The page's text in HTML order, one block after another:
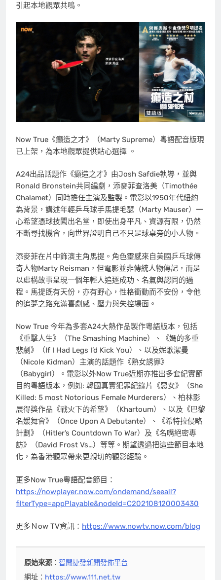
引起本地觀眾共鳴。
Now True《癲造之才》（Marty Supreme）粵語配音版現
已上架，為本地觀眾提供貼心選擇 。
A24出品話題作《癲造之才》由Josh Safdie執導，並與
Ronald Bronstein共同編劇，添麥菲查洛美（Timothée
Chalamet）同時擔任主演及監製。電影以1950年代紐約
為背景，講述年輕乒乓球手馬提毛瑟（Marty Mauser）一
心希望憑球技闖出名堂，即使出身平凡、資源有限，仍然
不斷尋找機會，向世界證明自己不只是球桌旁的小人物。
添麥菲在片中飾演主角馬提。角色靈感來自美國乒乓球傳
奇人物Marty Reisman，但電影並非傳統人物傳記，而是
以虛構故事呈現一個年輕人追逐成功、名氣與認同的過
程。馬提既有天份，亦有野心，性格衝動而不安份，令他
的追夢之路充滿喜劇感、壓力與失控場面。
Now True 今年為多套A24大熱作品製作粵語版本，包括
《重擊人生》（The Smashing Machine）、《媽的多重
悲劇》（If I Had Legs I’d Kick You）、以及妮歌潔曼
（Nicole Kidman）主演的話題作《熟女誘罪》
（Babygirl）。電影以外Now True近期亦推出多套紀實節
目的粵語版本，例如: 韓國真實犯罪紀錄片《惡女》（She
Killed: 5 most Notorious Female Murderers）、柏林影
展得獎作品《戰火下的希望》（Khartoum）、以及《巴黎
名媛舞會》（Once Upon A Debutante）、《希特拉侵略
計劃》（Hitler’s Countdown To War）及《名嘴絕密專
訪》（David Frost Vs…）等等。期望透過把這些節目本地
化，為香港觀眾帶來更親切的觀影經驗。
更多Now True粵語配音節目：
https://nowplayer.now.com/ondemand/seeall?
filterType=appPlayable&nodeId=C202108120003430
更多Ｎow TV資訊： https://www.nowtv.now.com/blog
原始來源：智聞捷發新聞發佈平台
網址： https://www.111.net.tw